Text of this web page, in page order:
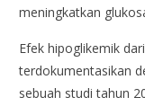
meningkatkan
Efek hipoglikemik
terdokumentasikan
sebuah studi tahun